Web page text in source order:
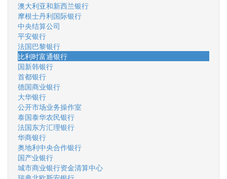
澳大利亚和新西兰银行
摩根士丹利国际银行
中央结算公司
平安银行
法国巴黎银行
比利时富通银行
国新韩银行
首都银行
德国商业银行
大华银行
公开市场业务操作室
泰国泰华农民银行
法国东方汇理银行
华商银行
奥地利中央合作银行
国产业银行
城市商业银行资金清算中心